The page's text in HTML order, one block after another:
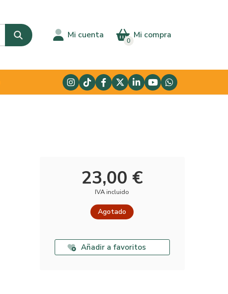
Mi cuenta Mi compra
0
23,00 €
IVA incluido
Agotado
Añadir a favoritos